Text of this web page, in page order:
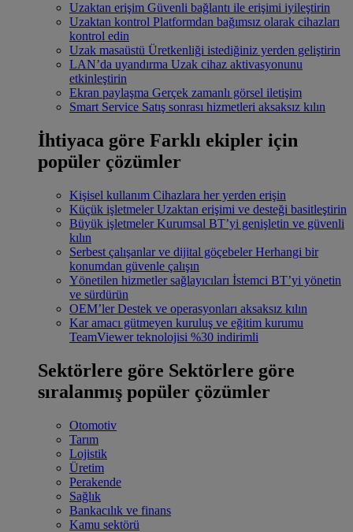
Uzaktan erişim Güvenli bağlantı ile erişimi iyileştirin
Uzaktan kontrol Platformdan bağımsız olarak cihazları
kontrol edin
Uzak masaüstü Üretkenliği istediğiniz yerden geliştirin
LAN’da uyandırma Uzak cihaz aktivasyonunu
etkinleştirin
Ekran paylaşma Gerçek zamanlı görsel iletişim
Smart Service Satış sonrası hizmetleri aksaksız kılın
İhtiyaca göre Farklı ekipler için
popüler çözümler
Kişisel kullanım Cihazlara her yerden erişin
Küçük işletmeler Uzaktan erişimi ve desteği basitleştirin
Büyük işletmeler Kurumsal BT’yi genişletin ve güvenli
kılın
Serbest çalışanlar ve dijital göçebeler Herhangi bir
konumdan güvenle çalışın
Yönetilen hizmetler sağlayıcıları İstemci BT’yi yönetin
ve sürdürün
OEM’ler Destek ve operasyonları aksaksız kılın
Kar amacı gütmeyen kuruluş ve eğitim kurumu
TeamViewer teknolojisi %30 indirimli
Sektörlere göre Sektörlere göre
sıralanmış popüler çözümler
Otomotiv
Tarım
Lojistik
Üretim
Perakende
Sağlık
Bankacılık ve finans
Kamu sektörü